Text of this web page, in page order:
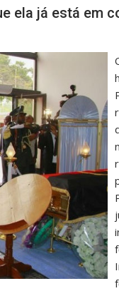
ela já está em